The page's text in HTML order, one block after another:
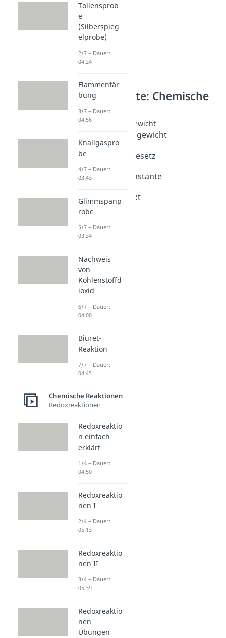
Weitere Inhalte: Chemische
Reaktionen
Chemisches Gleichgewicht
Chemisches Gleichgewicht
Dauer: 04:21
Massenwirkungsgesetz
Dauer: 04:26
Gleichgewichtskonstante
Löslichkeitsprodukt
Dauer: 04:29
Tollensprob
e
(Silberspieg
elprobe)
2/7 – Dauer:
04:24
Flammenfär
bung
3/7 – Dauer:
04:56
Knallgaspro
be
4/7 – Dauer:
03:43
Glimmspanp
robe
5/7 – Dauer:
03:34
Nachweis
von
Kohlenstoffd
ioxid
6/7 – Dauer:
04:00
Biuret-
Reaktion
7/7 – Dauer:
04:45
Chemische Reaktionen
Redoxreaktionen
Redoxreaktio
n einfach
erklärt
1/4 – Dauer:
04:50
Redoxreaktio
nen I
2/4 – Dauer:
05:13
Redoxreaktio
nen II
3/4 – Dauer:
05:39
Redoxreaktio
nen
Übungen